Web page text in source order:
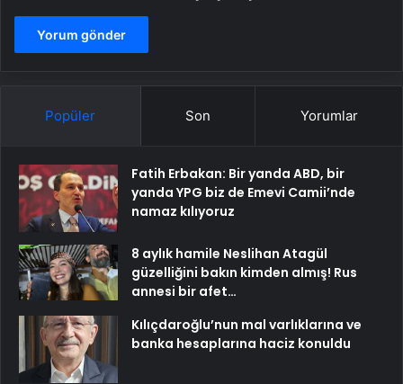
Popüler Son Yorumlar
Fatih Erbakan: Bir yanda ABD, bir
yanda YPG biz de Emevi Camii’nde
namaz kılıyoruz
8 aylık hamile Neslihan Atagül
güzelliğini bakın kimden almış! Rus
annesi bir afet…
Kılıçdaroğlu’nun mal varlıklarına ve
banka hesaplarına haciz konuldu